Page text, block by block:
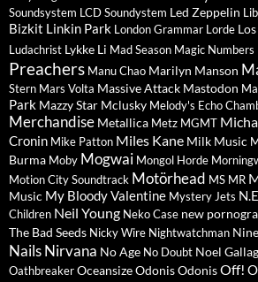
Soundsystem LCD Soundystem Led Zeppelin
Bizkit Linkin Park London Grammar Lorde
Ludachrist Lykke Li Mad Season Magic Numbers
Preachers Manu Chao Marilyn Manson
Stern Mars Volta Massive Attack Mastodon
Park Mazzy Star Mclusky Melody's Echo
Merchandise Metallica Metz MGMT
Cronin Mike Patton Miles Kane Milk Music
Burma Moby Mogwai Mongol Horde
Motion City Soundtrack Motörhead MS MR
Music My Bloody Valentine Mystery Jets
Children Neil Young Neko Case new
The Bad Seeds Nicky Wire Nightwatchman
Nails Nirvana No Age No Doubt Noel
OathbreakerOceansizeOdonis OdonisOff!